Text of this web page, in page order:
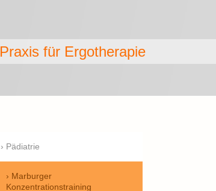
Praxis für
Pädiatrie
Marburger
Konzentrationstraining